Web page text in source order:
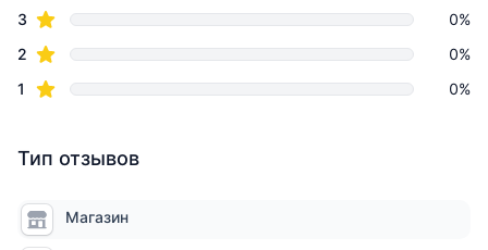
3 star reviews
0%
2 star reviews
0%
1 star reviews 0%
Тип отзывов
Магазин